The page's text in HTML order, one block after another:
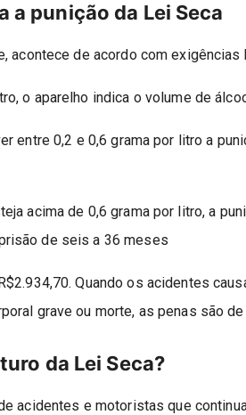
a punição da Lei Seca
acontece de acordo com
o aparelho indica o volume de
entre 0,2 e 0,6 grama por litro a
acima de 0,6 grama por litro, a
de seis a 36 meses
Quando os acidentes
grave ou morte, as penas são
da Lei Seca?
acidentes e motoristas que